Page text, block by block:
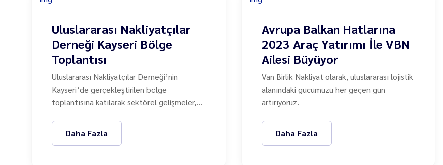
Uluslararası Nakliyatçılar
Derneği Kayseri Bölge
Toplantısı
Uluslararası Nakliyatçılar Derneği’nin
Kayseri’de gerçekleştirilen bölge
toplantısına katılarak sektörel gelişmeler,
Daha Fazla
Avrupa Balkan Hatlarına
2023 Araç Yatırımı İle VBN
Ailesi Büyüyor
Van Birlik Nakliyat olarak, uluslararası lojistik
alanındaki gücümüzü her geçen gün
artırıyoruz.
Daha Fazla